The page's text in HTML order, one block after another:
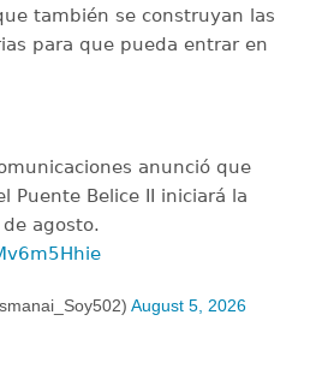
también se construyan las
para que pueda entrar en
anunció que
Puente Belice II iniciará la
agosto.
August 5, 2026